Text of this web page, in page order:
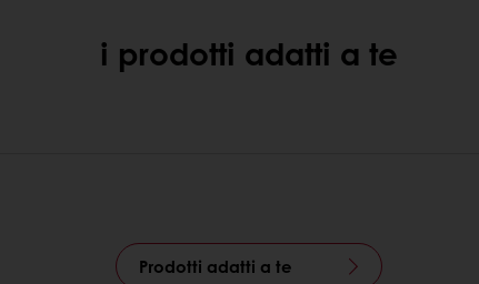
i prodotti adatti a te
Prodotti adatti a te